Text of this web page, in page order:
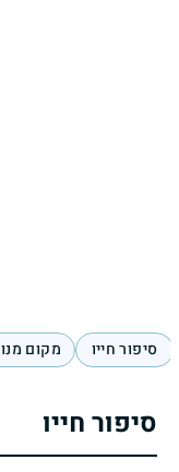
סיפור חייו מקום
סיפור חייו